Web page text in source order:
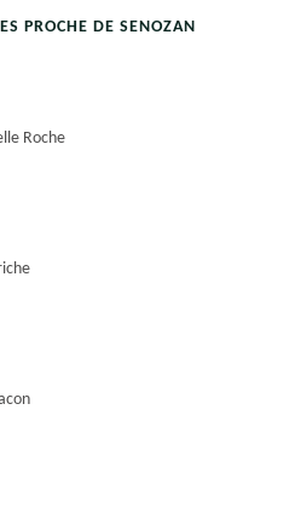
PROCHE DE SENOZAN
Roche